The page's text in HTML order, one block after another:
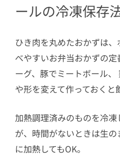
ールの冷凍保存
ひき肉を丸めたおかずは
べやすいお弁当おかずの
ーグ、豚でミートボール
や形を変えて作っておくと
加熱調理済みのものを冷
が、時間がないときは生
に加熱してもOK。